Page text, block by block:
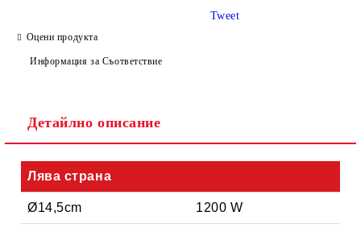
Ние ще се свържем с вас в рамките на работния ден.
Оцени продукта
Информация за Съответствие
Tweet
Детайлно описание
Лява страна
Ø14,5cm 1200 W